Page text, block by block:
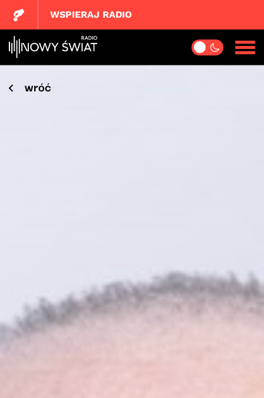
WSPIERAJ RADIO
wróć